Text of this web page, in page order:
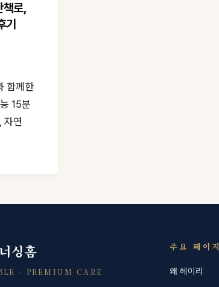
책로,
기
함께한
15분
자연
싱홈
· PREMIUM CARE
주요 페이지
왜 헤이리